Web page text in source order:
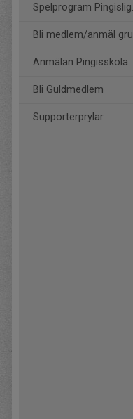
Spelprogram Pingisligan
Bli medlem/anmäl grupp
Anmälan Pingisskola
Bli Guldmedlem
Supporterprylar